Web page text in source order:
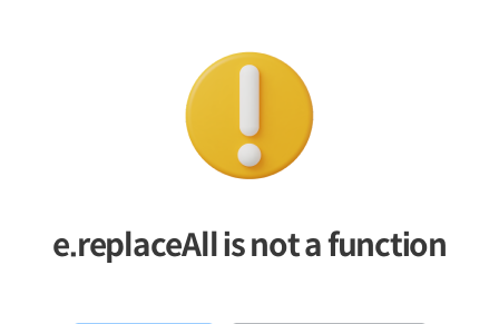
e.replaceAll is not a function